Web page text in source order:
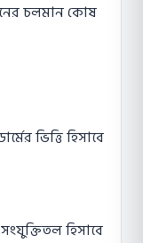
চলমান কোষ
ভিত্তি হিসাবে
হিসাবে